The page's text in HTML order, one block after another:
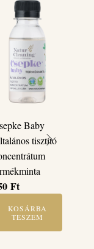
Baby
tisztító
Ft
KOSÁRBA
TESZEM